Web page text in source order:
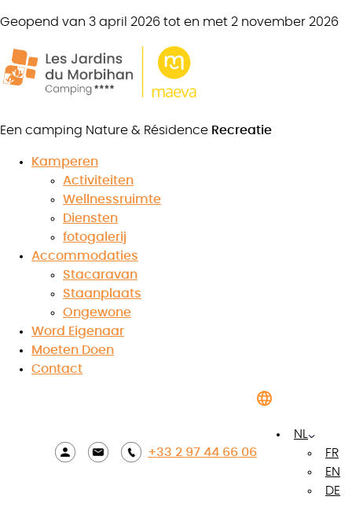
Geopend van 3 april 2026 tot en met 2 november 2026
Een camping Nature & Résidence Recreatie
Kamperen
Activiteiten
Wellnessruimte
Diensten
fotogalerij
Accommodaties
Stacaravan
Staanplaats
Ongewone
Word Eigenaar
Moeten Doen
Contact
+33 2 97 44 66 06
NL
FR
EN
DE
Mobilhome
Comfort + 2 slaapkamers
4 personen
Overdekt terras